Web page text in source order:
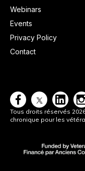
Webinars
Events
Privacy Policy
Contact
Tous droits réservés
chronique pour les
 